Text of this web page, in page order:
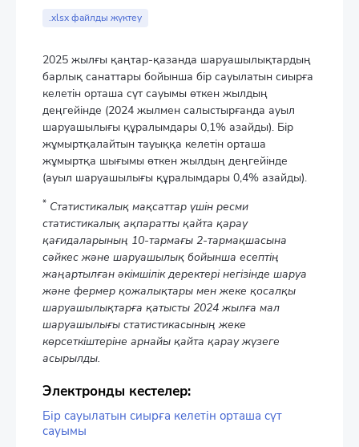
End of interactive chart.
.xlsx файлды жүктеу
2025 жылғы қаңтар-қазанда шаруашылықтардың
барлық санаттары бойынша бір сауылатын сиырға
келетін орташа сүт сауымы өткен жылдың
деңгейінде (2024 жылмен салыстырғанда ауыл
шаруашылығы құралымдары 0,1% азайды). Бір
жұмыртқалайтын тауыққа келетін орташа
жұмыртқа шығымы өткен жылдың деңгейінде
(ауыл шаруашылығы құралымдары 0,4% азайды).
* Статистикалық мақсаттар үшін ресми
статистикалық ақпаратты қайта қарау
қағидаларының 10-тармағы 2-тармақшасына
сәйкес және шаруашылық бойынша есептің
жаңартылған әкімшілік деректері негізінде шаруа
және фермер қожалықтары мен жеке қосалқы
шаруашылықтарға қатысты 2024 жылға мал
шаруашылығы статистикасының жеке
көрсеткіштеріне арнайы қайта қарау жүзеге
асырылды.
Электронды кестелер:
Бір сауылатын сиырға келетін орташа сүт
сауымы